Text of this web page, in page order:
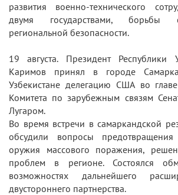
развития военно-технического
двумя государствами, борьбы
региональной безопасности.
19 августа. Президент Республики
Каримов принял в городе
Узбекистане делегацию США во
Комитета по зарубежным связям
Лугаром.
Во время встречи в самаркандской
обсудили вопросы предотвращения
оружия массового поражения,
проблем в регионе. Состоялся
возможностях дальнейшего
двустороннего партнерства.